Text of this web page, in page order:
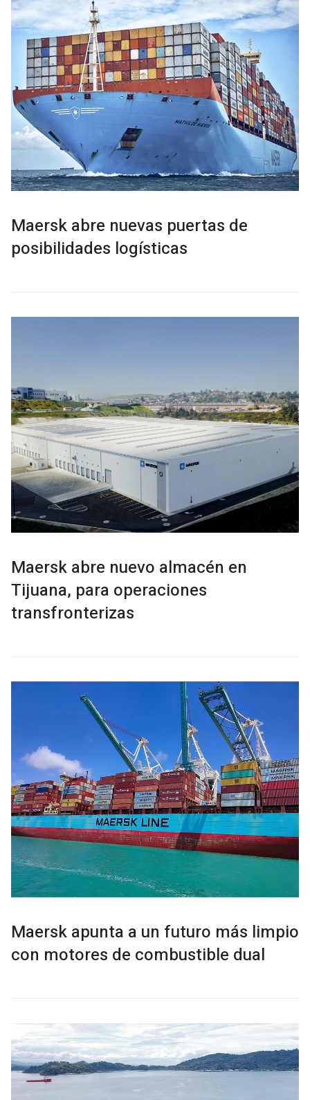
Maersk abre nuevas puertas de
posibilidades logísticas
Maersk abre nuevo almacén en
Tijuana, para operaciones
transfronterizas
Maersk apunta a un futuro más limpio
con motores de combustible dual